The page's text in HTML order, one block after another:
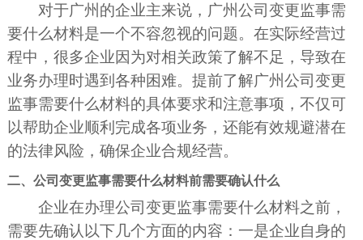
对于广州的企业主来说，广州公司变更监事需
要什么材料是一个不容忽视的问题。在实际经营过
程中，很多企业因为对相关政策了解不足，导致在
业务办理时遇到各种困难。提前了解广州公司变更
监事需要什么材料的具体要求和注意事项，不仅可
以帮助企业顺利完成各项业务，还能有效规避潜在
的法律风险，确保企业合规经营。
二、公司变更监事需要什么材料前需要确认什么
企业在办理公司变更监事需要什么材料之前，
需要先确认以下几个方面的内容：一是企业自身的